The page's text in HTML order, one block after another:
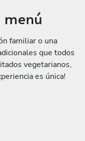
menú
familiar o una
que todos
vegetarianos,
es única!